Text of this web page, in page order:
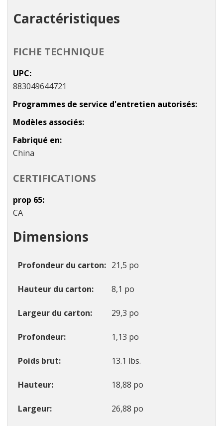
Caractéristiques
FICHE TECHNIQUE
UPC
883049644721
Programmes de service d'entretien autorisés
Modèles associés
Fabriqué en
China
CERTIFICATIONS
prop 65
CA
Dimensions
Profondeur du carton 21,5 po
Hauteur du carton 8,1 po
Largeur du carton 29,3 po
Profondeur 1,13 po
Poids brut 13.1 lbs.
Hauteur 18,88 po
Largeur 26,88 po